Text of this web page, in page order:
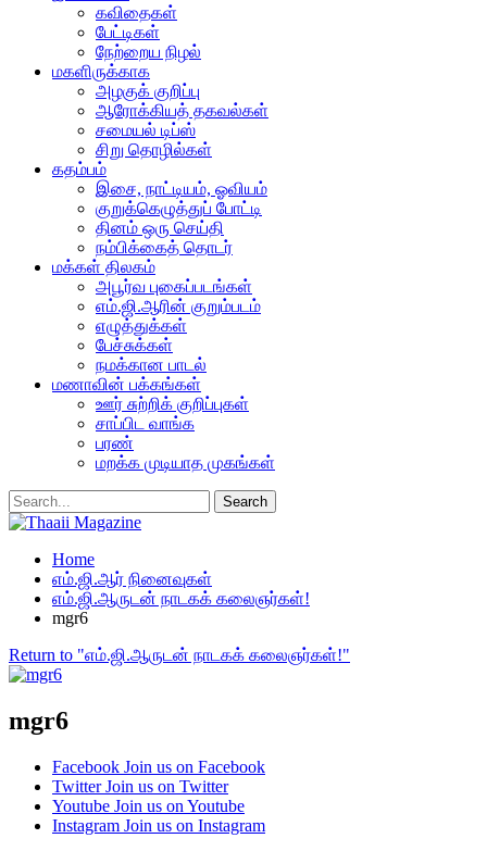
கவிதைகள்
பேட்டிகள்
நேற்றைய நிழல்
மகளிருக்காக
அழகுக் குறிப்பு
ஆரோக்கியத் தகவல்கள்
சமையல் டிப்ஸ்
சிறு தொழில்கள்
கதம்பம்
இசை, நாட்டியம், ஓவியம்
குறுக்கெழுத்துப் போட்டி
தினம் ஒரு செய்தி
நம்பிக்கைத் தொடர்
மக்கள் திலகம்
அபூர்வ புகைப்படங்கள்
எம்.ஜி.ஆரின் குறும்படம்
எழுத்துக்கள்
பேச்சுக்கள்
நமக்கான பாடல்
மணாவின் பக்கங்கள்
ஊர் சுற்றிக் குறிப்புகள்
சாப்பிட வாங்க
பரண்
மறக்க முடியாத முகங்கள்
Home
எம்.ஜி.ஆர் நினைவுகள்
எம்.ஜி.ஆருடன் நாடகக் கலைஞர்கள்!
mgr6
Return to "எம்.ஜி.ஆருடன் நாடகக் கலைஞர்கள்!"
mgr6
Facebook Join us on Facebook
Twitter Join us on Twitter
Youtube Join us on Youtube
Instagram Join us on Instagram